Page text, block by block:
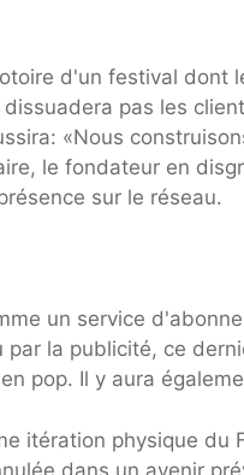
d'un festival dont
pas les
«Nous
le fondateur en
sur le réseau.
un service
la publicité, ce
pop. Il y aura
itération physique du
dans un avenir